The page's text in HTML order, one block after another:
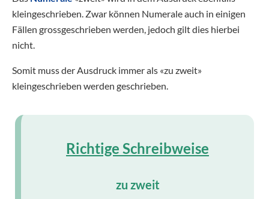
kleingeschrieben. Zwar können Numerale auch in einigen
Fällen grossgeschrieben werden, jedoch gilt dies hierbei
nicht.
Somit muss der Ausdruck immer als «zu zweit»
kleingeschrieben werden geschrieben.
Richtige Schreibweise
zu zweit